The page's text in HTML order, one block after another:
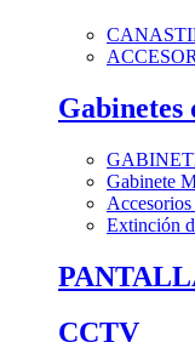
Gabinetes
Gabinete
Accesorios
Extinción
CCTV